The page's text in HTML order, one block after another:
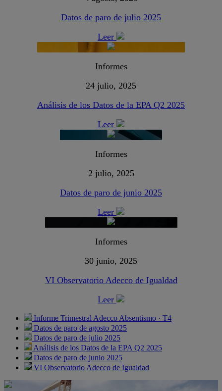
Datos de paro de julio 2025
Leer
Informes
24 julio, 2025
Análisis de los Datos de la EPA Q2 2025
Leer
Informes
2 julio, 2025
Datos de paro de junio 2025
Leer
Informes
30 junio, 2025
VI Observatorio Adecco de Igualdad
Leer
Informe Trimestral Adecco Absentismo · T4
Datos de paro de agosto 2025
Datos de paro de julio 2025
Análisis de los Datos de la EPA Q2 2025
Datos de paro de junio 2025
VI Observatorio Adecco de Igualdad